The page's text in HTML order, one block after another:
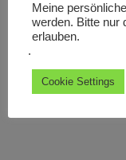
Name, E-Mail-
Meine
werden. Bitte nur
erlauben.
.
Cookie Settings